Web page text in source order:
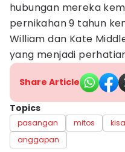
hubungan mereka
pernikahan 9 tahun
William dan Kate
yang menjadi
Share Article
Topics
pasangan mitos
anggapan